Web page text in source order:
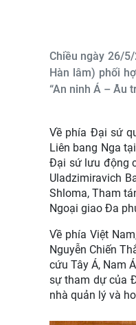
Chiều ngày 26/
Hàn lâm) phối
“An ninh Á – Âu
Về phía Đại sứ
Liên bang Nga
Đại sứ lưu động
Uladzimiravich
Shloma, Tham
Ngoại giao Đa
Về phía Việt
Nguyễn Chiến
cứu Tây Á, Nam
sự tham dự của
nhà quản lý và